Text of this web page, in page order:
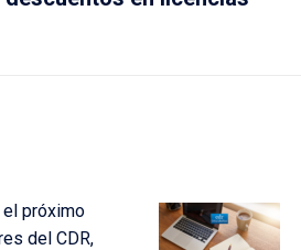
próximo
del CDR,